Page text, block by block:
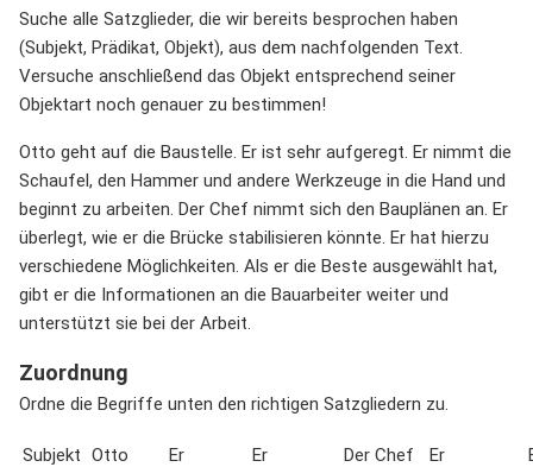
Suche alle Satzglieder, die wir bereits besprochen haben
(Subjekt, Prädikat, Objekt), aus dem nachfolgenden Text.
Versuche anschließend das Objekt entsprechend seiner
Objektart noch genauer zu bestimmen!
Otto geht auf die Baustelle. Er ist sehr aufgeregt. Er nimmt die
Schaufel, den Hammer und andere Werkzeuge in die Hand und
beginnt zu arbeiten. Der Chef nimmt sich den Bauplänen an. Er
überlegt, wie er die Brücke stabilisieren könnte. Er hat hierzu
verschiedene Möglichkeiten. Als er die Beste ausgewählt hat,
gibt er die Informationen an die Bauarbeiter weiter und
unterstützt sie bei der Arbeit.
Zuordnung
Ordne die Begriffe unten den richtigen Satzgliedern zu.
Subjekt Otto Er Er Der Chef Er